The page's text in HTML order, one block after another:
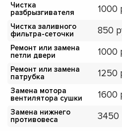
Чистка
разбрызгивателя
1000
Чистка заливного
фильтра-сеточки
850
Ремонт или замена
петли двери
1000
Ремонт или замена
патрубка
1250
Замена мотора
вентилятора сушки
1600
Замена нижнего
противовеса
3450